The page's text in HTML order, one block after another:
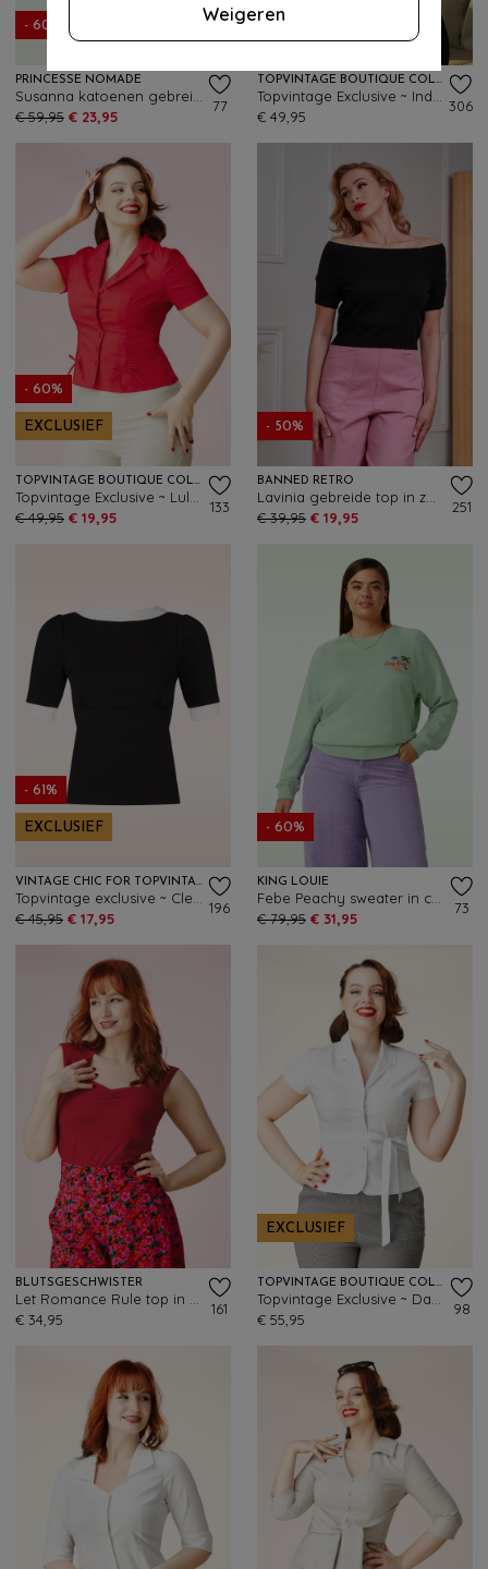
Weigeren
- 60%
PRINCESSE NOMADE
€ 59,95 € 23,95
77
TOPVINTAGE BOUTIQUE COLLECTION
€ 49,95
306
- 60%
EXCLUSIEF
TOPVINTAGE BOUTIQUE COLLECTION
€ 49,95 € 19,95
133
- 50%
BANNED RETRO
€ 39,95 € 19,95
251
- 61%
EXCLUSIEF
VINTAGE CHIC FOR TOPVINTAGE
€ 45,95 € 17,95
196
- 60%
KING LOUIE
€ 79,95 € 31,95
73
BLUTSGESCHWISTER
€ 34,95
161
EXCLUSIEF
TOPVINTAGE BOUTIQUE COLLECTION
€ 55,95
98